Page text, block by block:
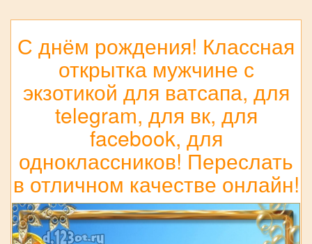
С днём рождения! Классная
открытка мужчине с
экзотикой для ватсапа, для
telegram, для вк, для
facebook, для
одноклассников! Переслать
в отличном качестве онлайн!